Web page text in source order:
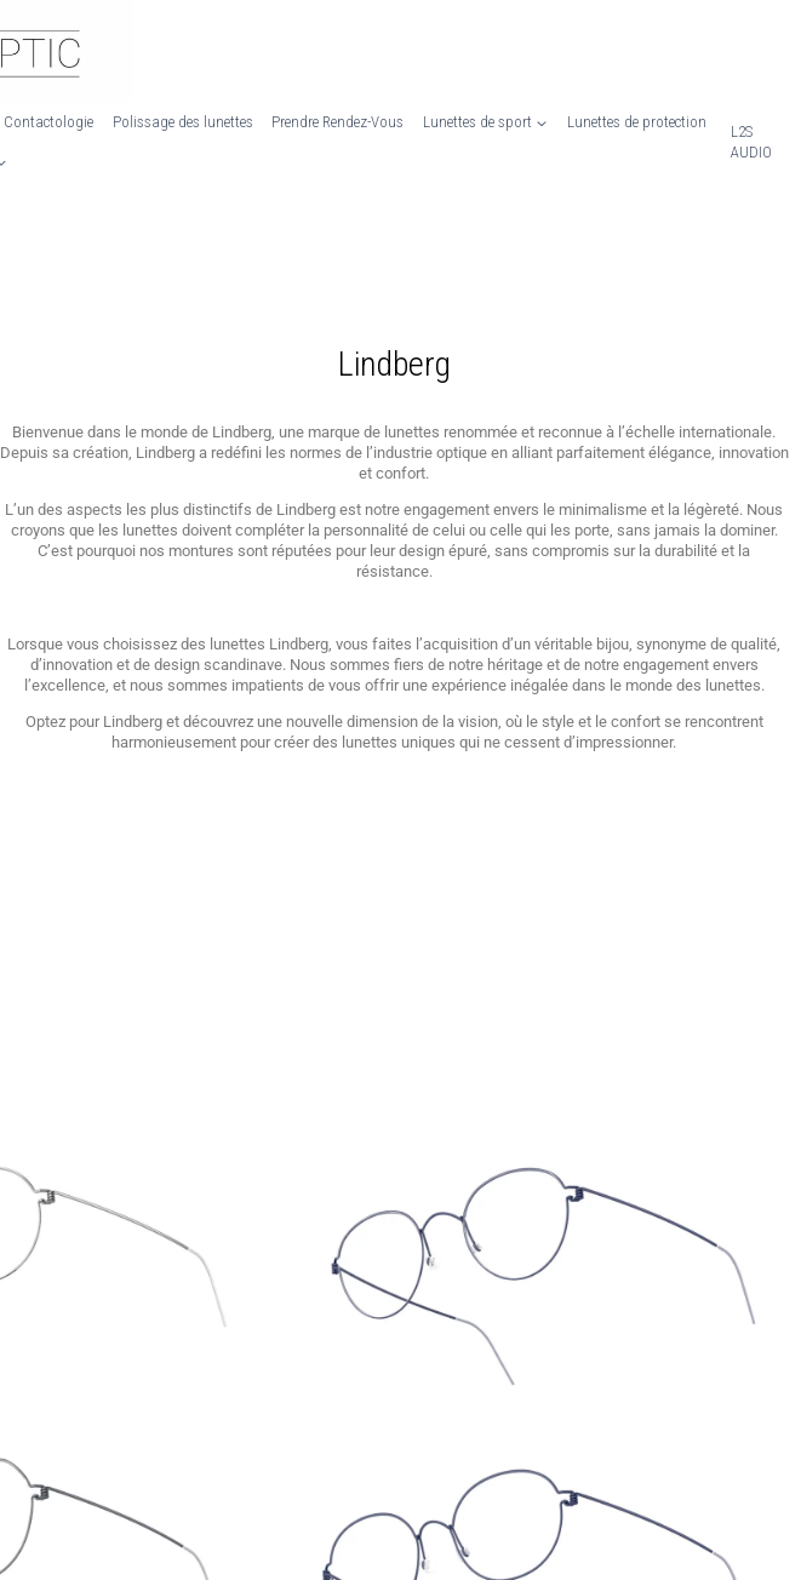
Contactologie Polissage des lunettes Prendre Rendez-Vous Lunettes de sport Lunettes de protection
L2S
AUDIO
Lindberg
Bienvenue dans le monde de Lindberg, une marque de lunettes renommée et reconnue à l’échelle internationale.
Depuis sa création, Lindberg a redéfini les normes de l’industrie optique en alliant parfaitement élégance, innovation
et confort.
L’un des aspects les plus distinctifs de Lindberg est notre engagement envers le minimalisme et la légèreté. Nous
croyons que les lunettes doivent compléter la personnalité de celui ou celle qui les porte, sans jamais la dominer.
C’est pourquoi nos montures sont réputées pour leur design épuré, sans compromis sur la durabilité et la
résistance.
Lorsque vous choisissez des lunettes Lindberg, vous faites l’acquisition d’un véritable bijou, synonyme de qualité,
d’innovation et de design scandinave. Nous sommes fiers de notre héritage et de notre engagement envers
l’excellence, et nous sommes impatients de vous offrir une expérience inégalée dans le monde des lunettes.
Optez pour Lindberg et découvrez une nouvelle dimension de la vision, où le style et le confort se rencontrent
harmonieusement pour créer des lunettes uniques qui ne cessent d’impressionner.